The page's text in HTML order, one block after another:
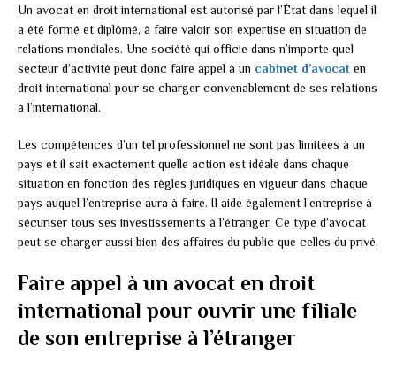
Un avocat en droit international est autorisé par l’État dans lequel il
a été formé et diplômé, à faire valoir son expertise en situation de
relations mondiales. Une société qui officie dans n’importe quel
secteur d’activité peut donc faire appel à un cabinet d’avocat en
droit international pour se charger convenablement de ses relations
à l’international.
Les compétences d’un tel professionnel ne sont pas limitées à un
pays et il sait exactement quelle action est idéale dans chaque
situation en fonction des règles juridiques en vigueur dans chaque
pays auquel l’entreprise aura à faire. Il aide également l’entreprise à
sécuriser tous ses investissements à l’étranger. Ce type d’avocat
peut se charger aussi bien des affaires du public que celles du privé.
Faire appel à un avocat en droit
international pour ouvrir une filiale
de son entreprise à l’étranger